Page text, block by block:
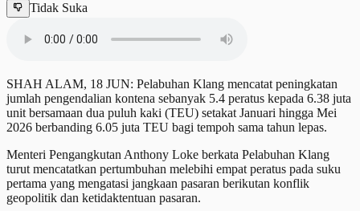
Tidak Suka
SHAH ALAM, 18 JUN: Pelabuhan Klang mencatat peningkatan
jumlah pengendalian kontena sebanyak 5.4 peratus kepada 6.38 juta
unit bersamaan dua puluh kaki (TEU) setakat Januari hingga Mei
2026 berbanding 6.05 juta TEU bagi tempoh sama tahun lepas.
Menteri Pengangkutan Anthony Loke berkata Pelabuhan Klang
turut mencatatkan pertumbuhan melebihi empat peratus pada suku
pertama yang mengatasi jangkaan pasaran berikutan konflik
geopolitik dan ketidaktentuan pasaran.